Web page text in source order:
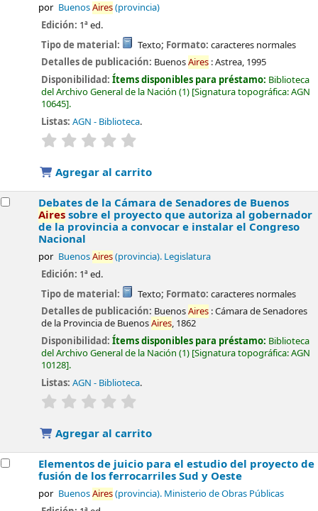
por BuenosAires(provincia)
Edición: 1ª ed.
Tipo de material:
Texto; Formato: caracteres normales
Detalles de publicación: BuenosAires :Astrea, 1995
Disponibilidad:Ítems disponibles para préstamo: Biblioteca
del Archivo General de la Nación (1) Signatura topográfica:AGN
10645 .
Listas: AGN - Biblioteca.
valoración
Agregar al carrito
Debates de la Cámara de Senadores de Buenos
Airessobre el proyecto que autoriza al gobernador
de la provincia a convocar e instalar el Congreso
Nacional
por BuenosAires(provincia). Legislatura
Edición: 1ª ed.
Tipo de material:
Texto; Formato: caracteres normales
Detalles de publicación: BuenosAires :Cámara de Senadores
de la Provincia de BuenosAires, 1862
Disponibilidad:Ítems disponibles para préstamo: Biblioteca
del Archivo General de la Nación (1) Signatura topográfica:AGN
10128 .
Listas: AGN - Biblioteca.
valoración
Agregar al carrito
Elementos de juicio para el estudio del proyecto de
fusión de los ferrocarriles Sud y Oeste
por BuenosAires(provincia). Ministerio de Obras Públicas